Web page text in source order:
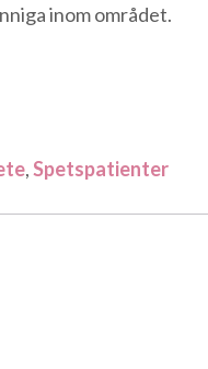
inom området.
,Spetspatienter